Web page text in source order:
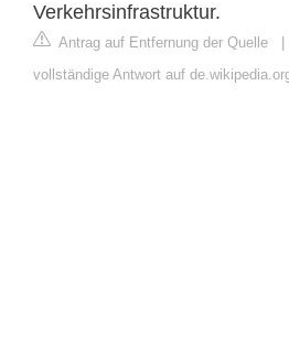
Verkehrsinfrastruktur.
Antrag auf Entfernung der Quelle
vollständige Antwort auf